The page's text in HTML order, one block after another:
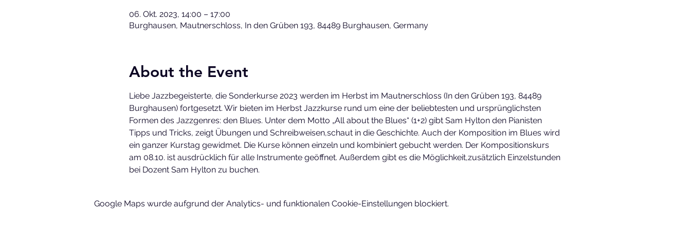
06. Okt. 2023, 14:00 – 17:00
Burghausen, Mautnerschloss, In den Grüben 193, 84489 Burghausen, Germany
About the Event
Liebe Jazzbegeisterte, die Sonderkurse 2023 werden im Herbst im Mautnerschloss (In den Grüben 193, 84489
Burghausen) fortgesetzt. Wir bieten im Herbst Jazzkurse rund um eine der beliebtesten und ursprünglichsten
Formen des Jazzgenres: den Blues. Unter dem Motto „All about the Blues“ (1+2) gibt Sam Hylton den Pianisten
Tipps und Tricks, zeigt Übungen und Schreibweisen,schaut in die Geschichte. Auch der Komposition im Blues wird
ein ganzer Kurstag gewidmet. Die Kurse können einzeln und kombiniert gebucht werden. Der Kompositionskurs
am 08.10. ist ausdrücklich für alle Instrumente geöffnet. Außerdem gibt es die Möglichkeit,zusätzlich Einzelstunden
bei Dozent Sam Hylton zu buchen.
Google Maps wurde aufgrund der Analytics- und funktionalen Cookie-Einstellungen blockiert.